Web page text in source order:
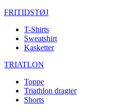
FRITIDSTØJ
T-Shirts
Sweatshirt
Kasketter
TRIATLON
Toppe
Triathlon dragter
Shorts